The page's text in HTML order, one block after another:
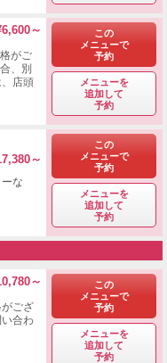
～
がご
、別
店頭
この
メニューで
予約
メニューを
追加して
予約
～
な
この
メニューで
予約
メニューを
追加して
予約
～
ござ
合わ
この
メニューで
予約
メニューを
追加して
予約